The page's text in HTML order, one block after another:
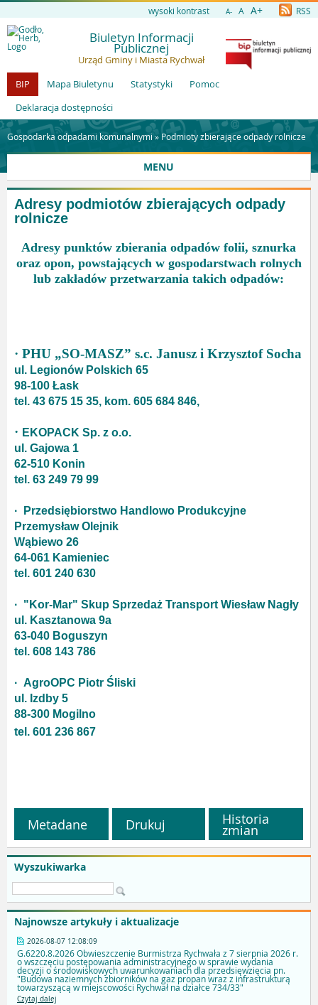
wysoki kontrast A- A A+ RSS
Biuletyn Informacji
Publicznej
Urząd Gminy i Miasta Rychwał
BIP
Mapa Biuletynu Statystyki
Pomoc
Deklaracja dostępności
Gospodarka odpadami komunalnymi » Podmioty zbierające odpady rolnicze
MENU
Wyszukiwarka
Najnowsze artykuły i aktualizacje
2026-08-07 12:08:09
G.6220.8.2026 Obwieszczenie Burmistrza Rychwała z 7 sierpnia 2026 r.
o wszczęciu postępowania administracyjnego w sprawie wydania
decyzji o środowiskowych uwarunkowaniach dla przedsięwzięcia pn.
"Budowa naziemnych zbiorników na gaz propan wraz z infrastrukturą
towarzyszącą w miejscowości Rychwał na działce 734/33"
Czytaj dalej
Adresy podmiotów zbierających odpady
rolnicze
Adresy punktów zbierania odpadów folii, sznurka
oraz opon, powstających w gospodarstwach rolnych
lub zakładów przetwarzania takich odpadów:
· PHU „SO-MASZ” s.c. Janusz i Krzysztof Socha
ul. Legionów Polskich 65
98-100 Łask
tel. 43 675 15 35, kom. 605 684 846,
· EKOPACK Sp. z o.o.
ul. Gajowa 1
62-510 Konin
tel. 63 249 79 99
· Przedsiębiorstwo Handlowo Produkcyjne
Przemysław Olejnik
Wąbiewo 26
64-061 Kamieniec
tel. 601 240 630
· "Kor-Mar" Skup Sprzedaż Transport Wiesław Nagły
ul. Kasztanowa 9a
63-040 Boguszyn
tel. 608 143 786
· AgroOPC Piotr Śliski
ul. Izdby 5
88-300 Mogilno
tel. 601 236 867
Metadane Drukuj Historia
zmian